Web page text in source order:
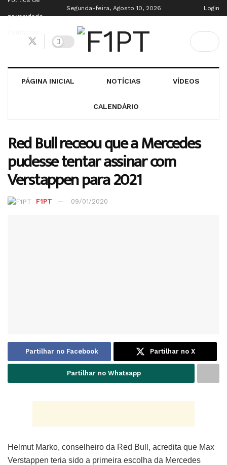
privacidade
Segunda-feira, Agosto 10, 2026 Login
PÁGINA INICIAL NOTÍCIAS VÍDEOS
CALENDÁRIO
Red Bull receou que a Mercedes
pudesse tentar assinar com
Verstappen para 2021
F1PT 09/01/2020
Partilhar no Facebook Partilhar no X
Partilhar no Whatsapp
Helmut Marko, conselheiro da Red Bull, acredita que Max
Verstappen teria sido a primeira escolha da Mercedes